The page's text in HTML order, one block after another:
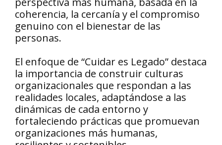
coherencia, la cercanía y el compromiso
genuino con el bienestar de las
personas.
El enfoque de “Cuidar es Legado” destaca
la importancia de construir culturas
organizacionales que respondan a las
realidades locales, adaptándose a las
dinámicas de cada entorno y
fortaleciendo prácticas que promuevan
organizaciones más humanas,